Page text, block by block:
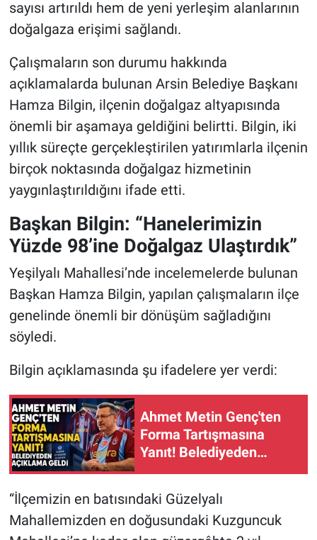
sayısı artırıldı hem de yeni yerleşim alanlarının
doğalgaza erişimi sağlandı.
Çalışmaların son durumu hakkında
açıklamalarda bulunan Arsin Belediye Başkanı
Hamza Bilgin, ilçenin doğalgaz altyapısında
önemli bir aşamaya geldiğini belirtti. Bilgin, iki
yıllık süreçte gerçekleştirilen yatırımlarla ilçenin
birçok noktasında doğalgaz hizmetinin
yaygınlaştırıldığını ifade etti.
Başkan Bilgin: “Hanelerimizin
Yüzde 98’ine Doğalgaz Ulaştırdık”
Yeşilyalı Mahallesi’nde incelemelerde bulunan
Başkan Hamza Bilgin, yapılan çalışmaların ilçe
genelinde önemli bir dönüşüm sağladığını
söyledi.
Bilgin açıklamasında şu ifadelere yer verdi:
Ahmet Metin Genç'ten
Forma Tartışmasına
Yanıt! Belediyeden
“İlçemizin en batısındaki Güzelyalı
Mahallemizden en doğusundaki Kuzguncuk